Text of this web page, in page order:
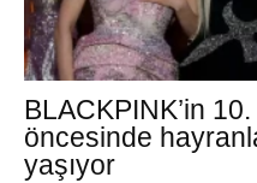
BLACKPINK’in
öncesinde
yaşıyor